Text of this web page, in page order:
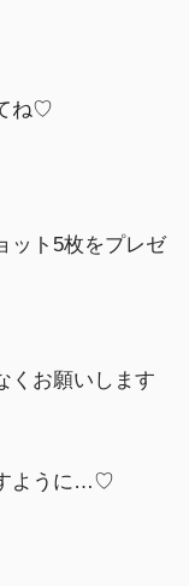
ね♡
ット5枚をプレゼ
くお願いします
ように…♡